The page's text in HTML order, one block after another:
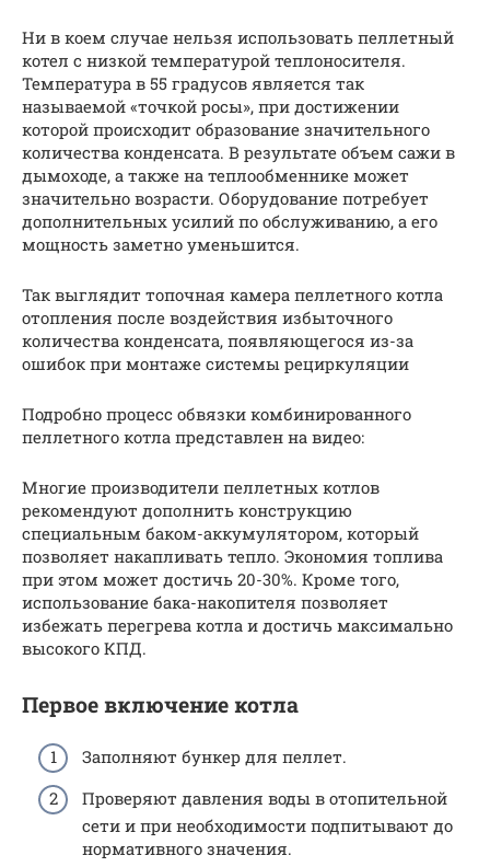
Ни в коем случае нельзя использовать пеллетный
котел с низкой температурой теплоносителя.
Температура в 55 градусов является так
называемой «точкой росы», при достижении
которой происходит образование значительного
количества конденсата. В результате объем сажи в
дымоходе, а также на теплообменнике может
значительно возрасти. Оборудование потребует
дополнительных усилий по обслуживанию, а его
мощность заметно уменьшится.
Так выглядит топочная камера пеллетного котла
отопления после воздействия избыточного
количества конденсата, появляющегося из-за
ошибок при монтаже системы рециркуляции
Подробно процесс обвязки комбинированного
пеллетного котла представлен на видео:
Многие производители пеллетных котлов
рекомендуют дополнить конструкцию
специальным баком-аккумулятором, который
позволяет накапливать тепло. Экономия топлива
при этом может достичь 20-30%. Кроме того,
использование бака-накопителя позволяет
избежать перегрева котла и достичь максимально
высокого КПД.
Первое включение котла
Заполняют бункер для пеллет.
Проверяют давления воды в отопительной
сети и при необходимости подпитывают до
нормативного значения.